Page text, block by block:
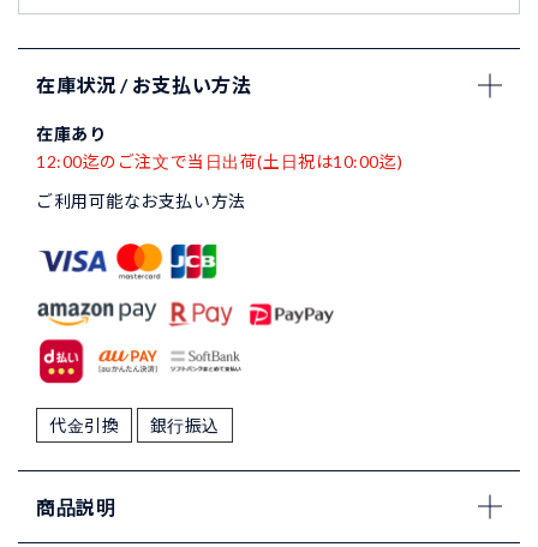
在庫状況 / お支払い方法
在庫あり
12:00迄のご注文で当日出荷(土日祝は10:00迄)
ご利用可能なお支払い方法
代金引換 銀行振込
商品説明